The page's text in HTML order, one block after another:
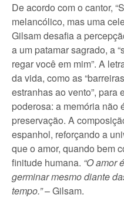
De acordo com o cantor,
melancólico, mas uma
Gilsam desafia a
a um patamar sagrado, a
regar você em mim”. A
da vida, como as
estranhas ao vento”, para
poderosa: a memória não
preservação. A
espanhol, reforçando a
que o amor, quando bem
finitude humana. “O amor
germinar mesmo diante
tempo.”– Gilsam.